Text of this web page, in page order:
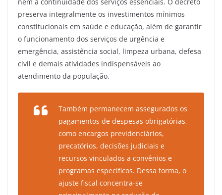
preserva integralmente os investimentos mínimos
constitucionais em saúde e educação, além de garantir
o funcionamento dos serviços de urgência e
emergência, assistência social, limpeza urbana, defesa
civil e demais atividades indispensáveis ao
atendimento da população.
Também permanecem assegurados os
pagamentos de despesas obrigatórias,
como encargos previdenciários,
precatórios, decisões judiciais e
recursos vinculados a convênios e
programas específicos. Dessa forma, o
ajuste fiscal concentra-se